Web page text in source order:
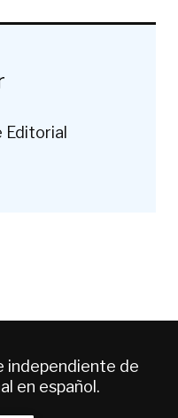
independiente de
en español.